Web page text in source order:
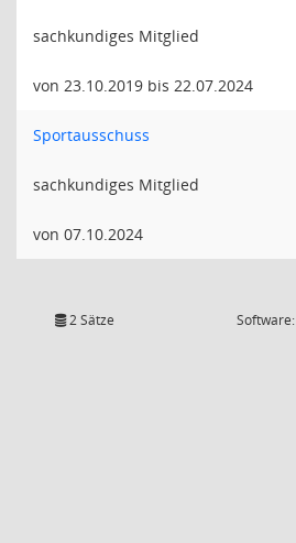
sachkundiges Mitglied
von 23.10.2019 bis 22.07.2024
Sportausschuss
sachkundiges Mitglied
von 07.10.2024
2 Sätze Software: